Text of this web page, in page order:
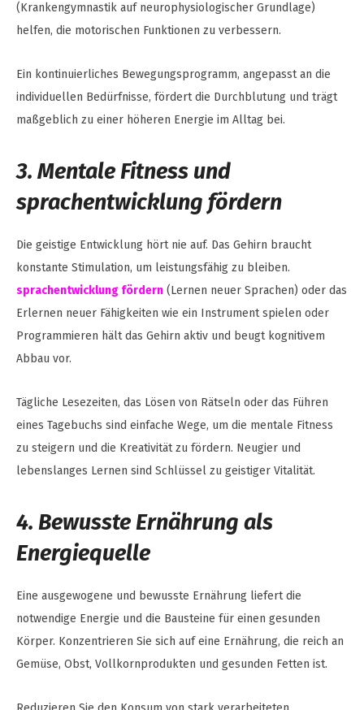
(Krankengymnastik auf neurophysiologischer Grundlage)
helfen, die motorischen Funktionen zu verbessern.
Ein kontinuierliches Bewegungsprogramm, angepasst an die
individuellen Bedürfnisse, fördert die Durchblutung und trägt
maßgeblich zu einer höheren Energie im Alltag bei.
3. Mentale Fitness und
sprachentwicklung fördern
Die geistige Entwicklung hört nie auf. Das Gehirn braucht
konstante Stimulation, um leistungsfähig zu bleiben.
sprachentwicklung fördern (Lernen neuer Sprachen) oder das
Erlernen neuer Fähigkeiten wie ein Instrument spielen oder
Programmieren hält das Gehirn aktiv und beugt kognitivem
Abbau vor.
Tägliche Lesezeiten, das Lösen von Rätseln oder das Führen
eines Tagebuchs sind einfache Wege, um die mentale Fitness
zu steigern und die Kreativität zu fördern. Neugier und
lebenslanges Lernen sind Schlüssel zu geistiger Vitalität.
4. Bewusste Ernährung als
Energiequelle
Eine ausgewogene und bewusste Ernährung liefert die
notwendige Energie und die Bausteine für einen gesunden
Körper. Konzentrieren Sie sich auf eine Ernährung, die reich an
Gemüse, Obst, Vollkornprodukten und gesunden Fetten ist.